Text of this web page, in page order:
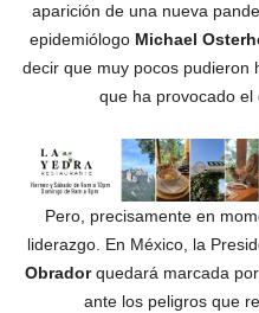
aparición de una nueva
epidemiólogo Michael
decir que muy pocos pudieron
que ha provocado el
Pero, precisamente en
liderazgo. En México, la
Obradorquedará marcada
ante los peligros que